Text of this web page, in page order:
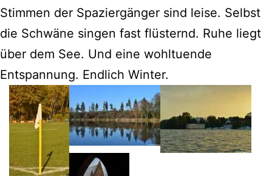
Stimmen der Spaziergänger sind leise. Selbst
die Schwäne singen fast flüsternd. Ruhe liegt
über dem See. Und eine wohltuende
Entspannung. Endlich Winter.